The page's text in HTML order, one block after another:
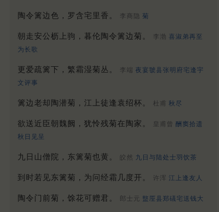
陶令篱边色，罗含宅里香。 李商隐 菊
朝走安公枥上驹，暮伦陶令篱边菊。 李渤 喜淑弟再至
为长歌
更爱疏篱下，繁霜湿菊丛。 李端 夜宴虢县张明府宅逢宇
文评事
篱边老却陶潜菊，江上徒逢袁绍杯。 杜甫 秋尽
欲送近臣朝魏阙，犹怜残菊在陶家。 皇甫曾 酬窦拾遗
秋日见呈
九日山僧院，东篱菊也黄。 皎然 九日与陆处士羽饮茶
到时若见东篱菊，为问经霜几度开。 许浑 江上逢友人
陶令门前菊，馀花可赠君。 郎士元 盩厔县郑礒宅送钱大